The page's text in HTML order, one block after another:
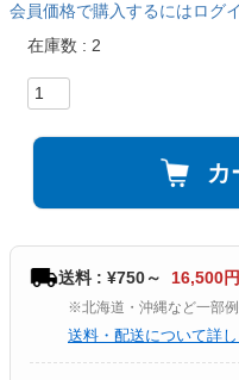
会員価格で購入するにはログ
在庫数
2
カ
送料 : ¥750～ 16,500
※北海道・沖縄など一部例
送料・配送について詳